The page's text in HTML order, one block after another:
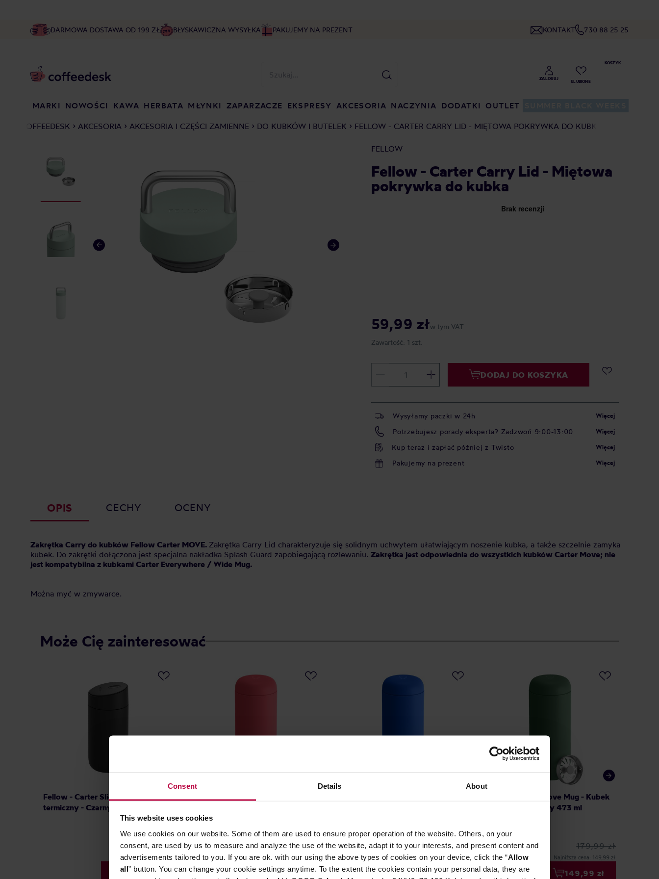
Consent Details About
This website uses cookies
We use cookies on our website. Some of them are used to ensure proper operation of the website. Others, on your
consent, are used by us to measure and analyze the use of the website, adapt it to your interests, and present content and
advertisements tailored to you. If you are ok. with our using the above types of cookies on your device, click the “Allow
all” button. You can change your cookie settings anytime. To the extent the cookies contain your personal data, they are
DARMOWA DOSTAWA OD 199 ZŁ BŁYSKAWICZNA WYSYŁKA PAKUJEMY NA PREZENT KONTAKT 730 88 25 25
MARKI NOWOŚCI KAWA HERBATA MŁYNKI ZAPARZACZE EKSPRESY AKCESORIA NACZYNIA DODATKI OUTLET
COFFEEDESK AKCESORIA AKCESORIA I CZĘŚCI ZAMIENNE DO KUBKÓW I BUTELEK FELLOW - CARTER CARRY LID - MIĘTOWA POKRYWKA DO KUBKA
FELLOW
Fellow - Carter Carry Lid - Miętowa
pokrywka do kubka
59,99 złw tym VAT
Zawartość: 1 szt.
DODAJ DO KOSZYKA
Wysyłamy paczki w 24h Więcej
Potrzebujesz porady eksperta? Zadzwoń 9:00-13:00 Więcej
Kup teraz i zapłać później z Twisto Więcej
Pakujemy na prezent Więcej
OPIS CECHY OCENY
Zakrętka Carry do kubków Fellow Carter MOVE. Zakrętka Carry Lid charakteryzuje się solidnym uchwytem ułatwiającym noszenie kubka, a także szczelnie zamyka
kubek. Do zakrętki dołączona jest specjalna nakładka Splash Guard zapobiegającą rozlewaniu. Zakrętka jest odpowiednia do wszystkich kubków Carter Move; nie
jest kompatybilna z kubkami Carter Everywhere / Wide Mug.
Można myć w zmywarce.
Może Cię zainteresować
Fellow - Carter Slide Mug - Kubek
termiczny - Czarny 355 ml
159,99 zł
Najniższa cena: 134,99 zł
134,99 zł
Fellow - kubek termiczny Carter
179,99 zł 179,99 zł
Fellow - Carter Move Mug - Kubek
termiczny - Zielony 473 ml
179,99 zł
Najniższa cena: 149,99 zł
149,99 zł